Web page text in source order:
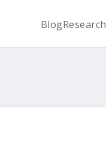
BlogResearch